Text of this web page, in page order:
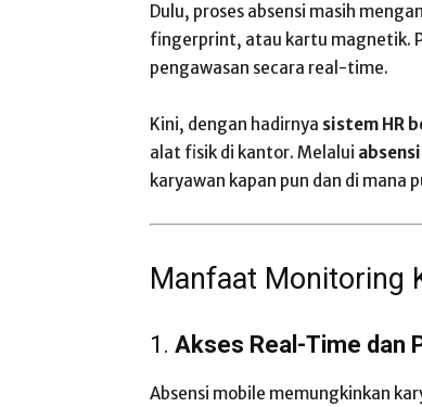
Dulu, proses absensi masih
fingerprint, atau kartu magnetik.
pengawasan secara real-time.
Kini, dengan hadirnya sistem HR
alat fisik di kantor. Melalui
karyawan kapan pun dan di mana
Manfaat Monitoring
1. Akses Real-Time dan
Absensi mobile memungkinkan